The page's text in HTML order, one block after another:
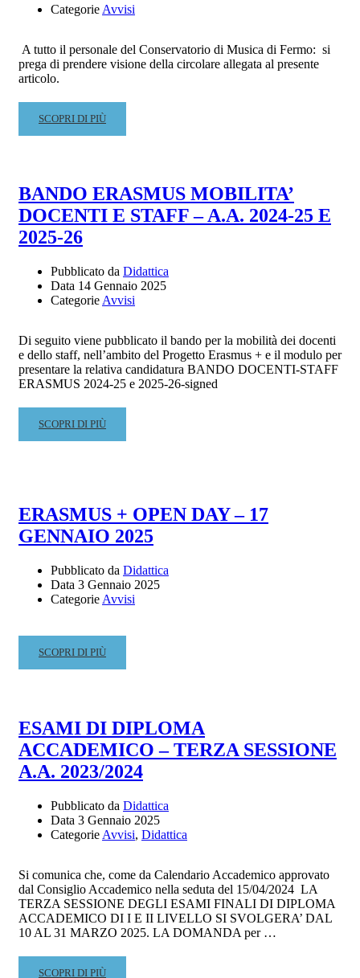
Categorie Avvisi
A tutto il personale del Conservatorio di Musica di Fermo: si
prega di prendere visione della circolare allegata al presente
articolo.
READ
MORE
SERVIZIO
PERSONALE
DOCENTE
E
AMMINISTRATIVO
A.A.
2025/2026
SCOPRI DI PIÙ
BANDO ERASMUS MOBILITA’
DOCENTI E STAFF – A.A. 2024-25 E
2025-26
Pubblicato da Didattica
Data 14 Gennaio 2025
Categorie Avvisi
Di seguito viene pubblicato il bando per la mobilità dei docenti
e dello staff, nell’ambito del Progetto Erasmus + e il modulo per
presentare la relativa candidatura BANDO DOCENTI-STAFF
ERASMUS 2024-25 e 2025-26-signed
READ
MORE
DOCENTI
E
–
A.A.
2024-
2025-
SCOPRI DI PIÙ
ERASMUS + OPEN DAY – 17
GENNAIO 2025
Pubblicato da Didattica
Data 3 Gennaio 2025
Categorie Avvisi
READ
MORE
OPEN
DAY
–
17
2025
SCOPRI DI PIÙ
ESAMI DI DIPLOMA
ACCADEMICO – TERZA SESSIONE
A.A. 2023/2024
Pubblicato da Didattica
Data 3 Gennaio 2025
Categorie Avvisi, Didattica
Si comunica che, come da Calendario Accademico approvato
dal Consiglio Accademico nella seduta del 15/04/2024 LA
TERZA SESSIONE DEGLI ESAMI FINALI DI DIPLOMA
ACCADEMICO DI I E II LIVELLO SI SVOLGERA’ DAL
10 AL 31 MARZO 2025. LA DOMANDA per …
READ
SCOPRI DI PIÙ